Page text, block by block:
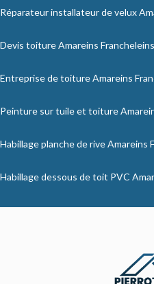
Réparateur installateur de velux
Devis toiture Amareins
Entreprise de toiture Amareins
Peinture sur tuile et toiture
Habillage planche de rive Amareins
Habillage dessous de toit PVC